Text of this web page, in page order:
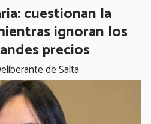
cuestionan la
ignoran los
precios
de Salta